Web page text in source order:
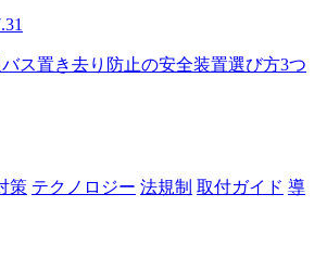
ス置き去り防止の安全装置選び方3つ
策 テクノロジー 法規制 取付ガイド 導